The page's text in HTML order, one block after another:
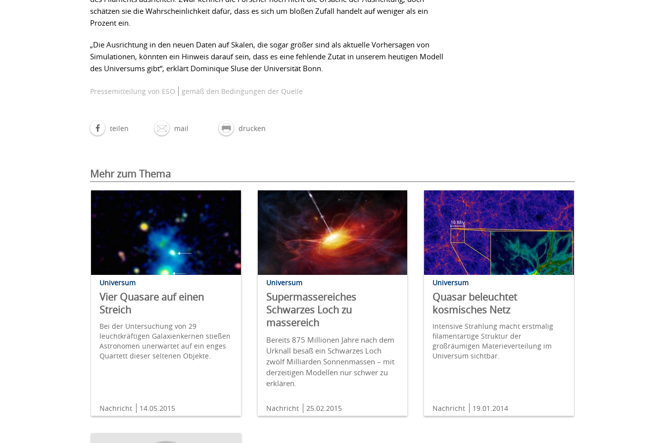
schätzen sie die Wahrscheinlichkeit dafür, dass es sich um bloßen Zufall handelt auf weniger als ein
Prozent ein.
„Die Ausrichtung in den neuen Daten auf Skalen, die sogar größer sind als aktuelle Vorhersagen von
Simulationen, könnten ein Hinweis darauf sein, dass es eine fehlende Zutat in unserem heutigen Modell
des Universums gibt“, erklärt Dominique Sluse der Universität Bonn.
Pressemitteilung von ESO gemäß den Bedingungen der Quelle
teilen mail drucken
Mehr zum Thema
Universum
Vier Quasare auf einen
Streich
Bei der Untersuchung von 29
leuchtkräftigen Galaxienkernen stießen
Astronomen unerwartet auf ein enges
Quartett dieser seltenen Objekte.
Nachricht 14.05.2015
Universum
Supermassereiches
Schwarzes Loch zu
massereich
Bereits 875 Millionen Jahre nach dem
Urknall besaß ein Schwarzes Loch
zwölf Milliarden Sonnenmassen – mit
derzeitigen Modellen nur schwer zu
erklären.
Nachricht 25.02.2015
Universum
Quasar beleuchtet
kosmisches Netz
Intensive Strahlung macht erstmalig
filamentartige Struktur der
großräumigen Materieverteilung im
Universum sichtbar.
Nachricht 19.01.2014